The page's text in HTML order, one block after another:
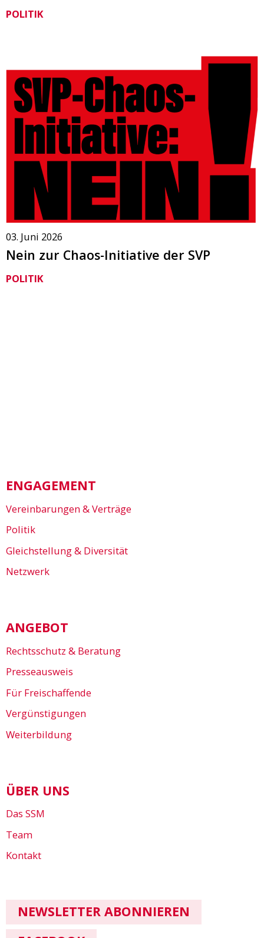
POLITIK
03. Juni 2026
Nein zur Chaos-Initiative der SVP
POLITIK
ENGAGEMENT
Vereinbarungen & Verträge
Politik
Gleichstellung & Diversität
Netzwerk
ANGEBOT
Rechtsschutz & Beratung
Presseausweis
Für Freischaffende
Vergünstigungen
Weiterbildung
ÜBER UNS
Das SSM
Team
Kontakt
NEWSLETTER ABONNIEREN